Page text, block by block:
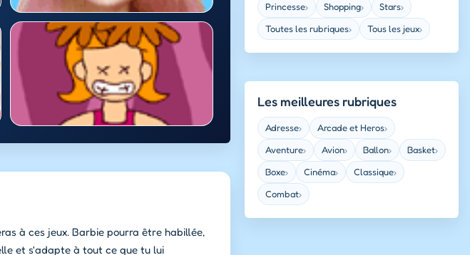
à ces jeux. Barbie pourra être habillée,
et s'adapte à tout ce que tu lui
Princesse› Shopping› Stars›
Toutes les rubriques› Tous les jeux›
Les meilleures rubriques
Adresse› Arcade et Heros›
Aventure› Avion› Ballon› Basket›
Boxe› Cinéma› Classique›
Combat›